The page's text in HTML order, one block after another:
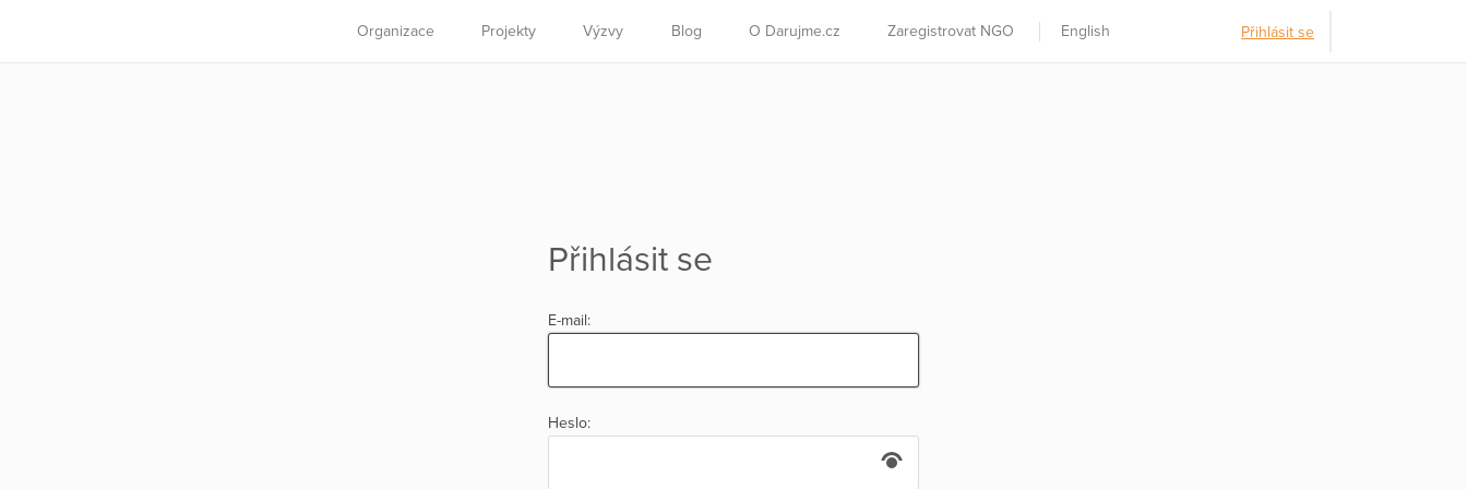
Organizace Projekty Výzvy Blog O Darujme.cz Zaregistrovat NGO English Přihlásit se
Přihlásit se
E-mail:
Heslo: